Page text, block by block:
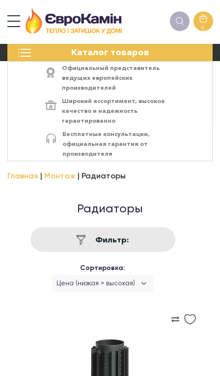
0
Каталог товаров
ПЕЧИ
ЭЛЕКТРОКАМИН
АКСЕССУАРЫ
ЭНЕРГОСИСТЕМЫ
Официальный представитель
ведущих европейских
производителей
Широкий ассортимент, высокое
качество и надежность
гарантированно
Бесплатные консультации,
официальная гарантия от
производителя
Главная Монтаж Радиаторы
Радиаторы
Фильтр:
Сортировка:
Цена (низкая > высокая)